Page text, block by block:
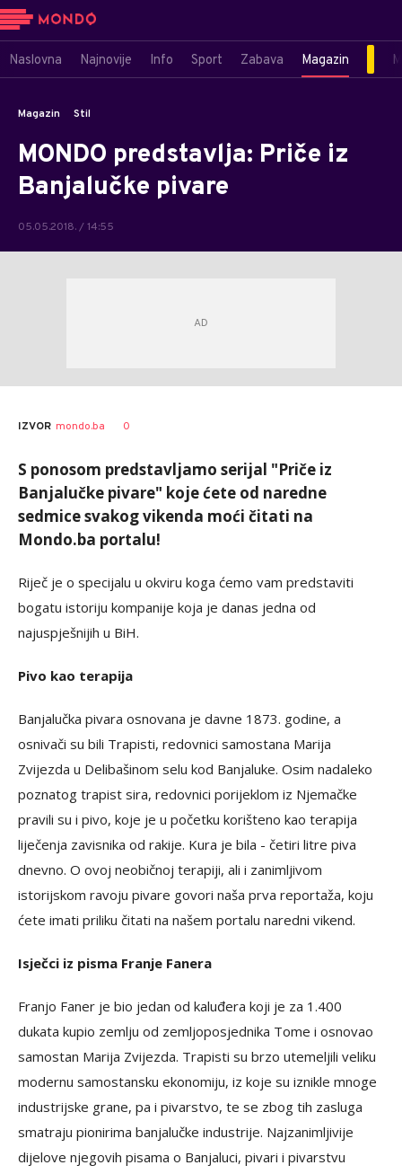
Naslovna Najnovije Info Sport Zabava Magazin
Magazin Stil
MONDO predstavlja: Priče iz
Banjalučke pivare
05.05.2018. / 14:55
IZVOR mondo.ba 0
S ponosom predstavljamo serijal "Priče iz
Banjalučke pivare" koje ćete od naredne
sedmice svakog vikenda moći čitati na
Mondo.ba portalu!
Riječ je o specijalu u okviru koga ćemo vam predstaviti
bogatu istoriju kompanije koja je danas jedna od
najuspješnijih u BiH.
Pivo kao terapija
Banjalučka pivara osnovana je davne 1873. godine, a
osnivači su bili Trapisti, redovnici samostana Marija
Zvijezda u Delibašinom selu kod Banjaluke. Osim nadaleko
poznatog trapist sira, redovnici porijeklom iz Njemačke
pravili su i pivo, koje je u početku korišteno kao terapija
liječenja zavisnika od rakije. Kura je bila - četiri litre piva
dnevno. O ovoj neobičnoj terapiji, ali i zanimljivom
istorijskom ravoju pivare govori naša prva reportaža, koju
ćete imati priliku čitati na našem portalu naredni vikend.
Isječci iz pisma Franje Fanera
Franjo Faner je bio jedan od kaluđera koji je za 1.400
dukata kupio zemlju od zemljoposjednika Tome i osnovao
samostan Marija Zvijezda. Trapisti su brzo utemeljili veliku
modernu samostansku ekonomiju, iz koje su iznikle mnoge
industrijske grane, pa i pivarstvo, te se zbog tih zasluga
smatraju pionirima banjalučke industrije. Najzanimljivije
dijelove njegovih pisama o Banjaluci, pivari i pivarstvu